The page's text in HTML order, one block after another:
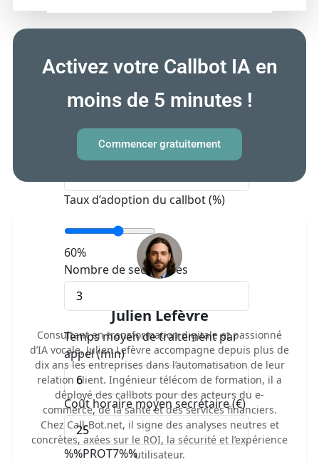
Simulateur : impact pour votre
cabinet
Saisissez vos paramètres et testez
Nombre d’appels entrants / jour
Taux d’adoption du callbot (%)
60%
Nombre de secrétaires
Temps moyen de traitement par
appel (min)
Coût horaire moyen secrétaire (€)
%%PROT7%%
Activez votre Callbot IA en
moins de 5 minutes !
Commencer gratuitement
Julien Lefèvre
Consultant en transformation digitale et passionné
d’IA vocale, Julien Lefèvre accompagne depuis plus de
dix ans les entreprises dans l’automatisation de leur
relation client. Ingénieur télécom de formation, il a
déployé des callbots pour des acteurs du e-
commerce, de la santé et des services financiers.
Chez Call-Bot.net, il signe des analyses neutres et
concrètes, axées sur le ROI, la sécurité et l’expérience
utilisateur.